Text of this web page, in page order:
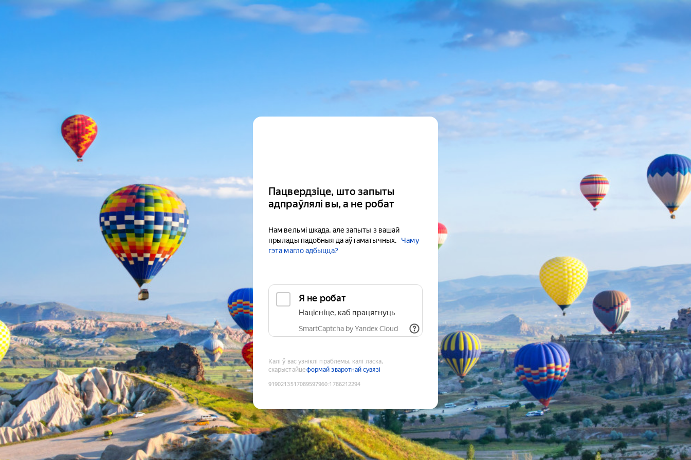
Пацвердзіце, што запыты
адпраўлялі вы, а не робат
Нам вельмі шкада, але запыты з вашай
прылады падобныя да аўтаматычных.
Чаму
гэта магло адбыцца?
Я не робат
Націсніце, каб працягнуць
SmartCaptcha by Yandex Cloud
Калі ў вас узніклі праблемы, калі ласка,
скарыстайцеформай зваротнай сувязі
9190213517089597960:1786212294